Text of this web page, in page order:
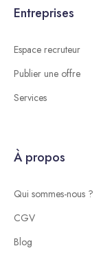
Entreprises
Espace recruteur
Publier une offre
Services
À propos
Qui sommes-nous ?
CGV
Blog